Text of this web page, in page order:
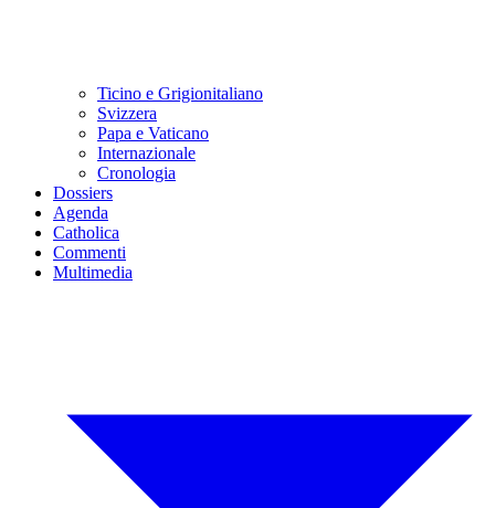
Ticino e Grigionitaliano
Svizzera
Papa e Vaticano
Internazionale
Cronologia
Dossiers
Agenda
Catholica
Commenti
Multimedia